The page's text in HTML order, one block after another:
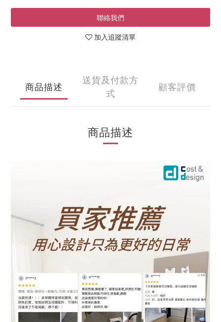
聯絡我們
加入追蹤清單
商品描述
送貨及付款方
式
顧客評價
商品描述